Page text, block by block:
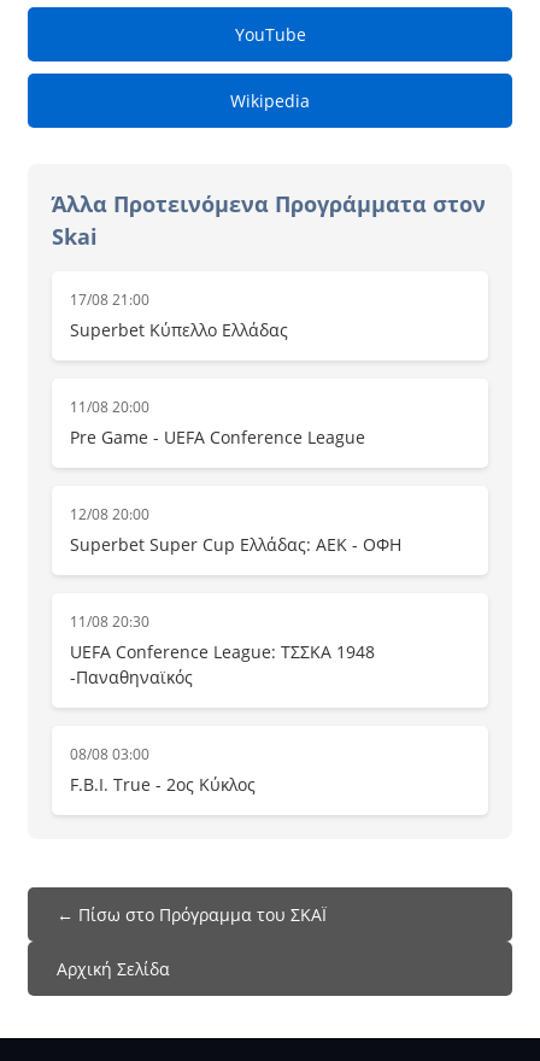
YouTube
Wikipedia
Άλλα Προτεινόμενα Προγράμματα στον
Skai
17/08 21:00
Superbet Κύπελλο Ελλάδας
11/08 20:00
Pre Game - UEFA Conference League
12/08 20:00
Superbet Super Cup Ελλάδας: ΑΕΚ - ΟΦΗ
11/08 20:30
UEFA Conference League: ΤΣΣΚΑ 1948
-Παναθηναϊκός
08/08 03:00
F.B.I. True - 2ος Κύκλος
← Πίσω στο Πρόγραμμα του ΣΚΑΪ
Αρχική Σελίδα